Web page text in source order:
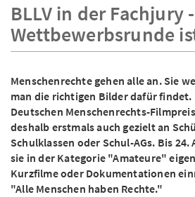
BLLV in der Fachjury
Wettbewerbsrunde
Menschenrechte gehen alle an. Sie
man die richtigen Bilder dafür findet.
Deutschen Menschenrechts-
deshalb erstmals auch gezielt an
Schulklassen oder Schul-AGs. Bis
sie in der Kategorie "Amateure"
Kurzfilme oder Dokumentationen
"Alle Menschen haben Rechte."